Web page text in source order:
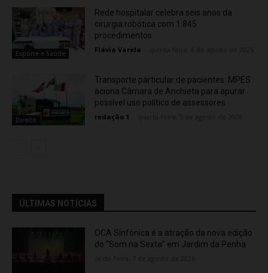
Esporte e Saúde
Rede hospitalar celebra seis anos da
cirurgia robótica com 1.845
procedimentos
Flávia Varela
Direito
Transporte particular de pacientes: MPES
aciona Câmara de Anchieta para apurar
possível uso político de assessores
redação 1
ÚLTIMAS NOTÍCIAS
OCA Sinfônica é a atração da nova edição
do “Som na Sexta” em Jardim da Penha